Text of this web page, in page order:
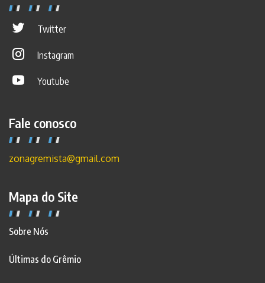
Twitter
Instagram
Youtube
Fale conosco
zonagremista@gmail.com
Mapa do Site
Sobre Nós
Últimas do Grêmio